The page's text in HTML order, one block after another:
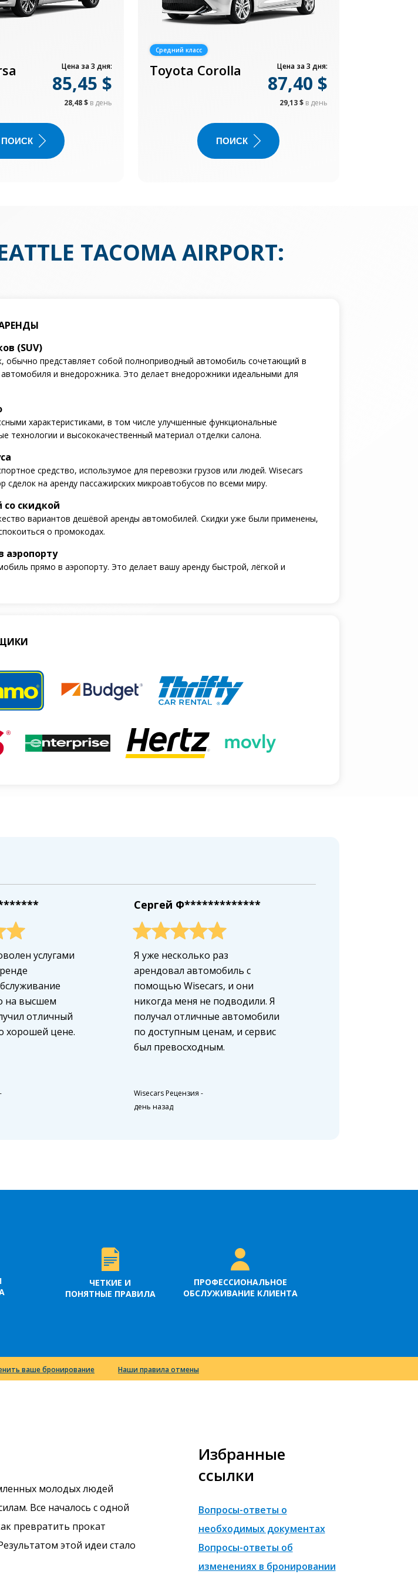
Цена за 3 дня:
85,45 $
28,48 $ в день
ПОИСК
Средний класс
Toyota Corolla Цена за 3 дня:
87,40 $
29,13 $ в день
ПОИСК
TACOMA AIRPORT:
(SUV)
обычно представляет собой полноприводный автомобиль сочетающий в
и внедорожника. Это делает внедорожники идеальными для
характеристиками, в том числе улучшенные функциональные
технологии и высококачественный материал отделки салона.
средство, использумое для перевозки грузов или людей. Wisecars
сделок на аренду пассажирских микроавтобусов по всеми миру.
скидкой
вариантов дешёвой аренды автомобилей. Скидки уже были применены,
о промокодах.
аэропорту
прямо в аэропорту. Это делает вашу аренду быстрой, лёгкой и
услугами
на высшем
отличный
хорошей цене.
-
Сергей Ф*************
Я уже несколько раз
арендовал автомобиль с
помощью Wisecars, и они
никогда меня не подводили. Я
получал отличные автомобили
по доступным ценам, и сервис
был превосходным.
Wisecars Рецензия -
день назад
ЧЕТКИЕ И
ПОНЯТНЫЕ ПРАВИЛА
ПРОФЕССИОНАЛЬНОЕ
ОБСЛУЖИВАНИЕ КЛИЕНТА
ваше бронирование Наши правила отмены
молодых людей
Все началось с одной
превратить прокат
этой идеи стало
Избранные
ссылки
Вопросы-ответы о
необходимых документах
Вопросы-ответы об
изменениях в бронировании